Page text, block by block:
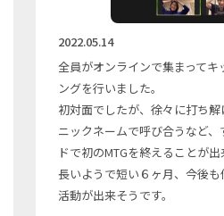
2022.05.14
全員がオンラインで集まってキ
ングを行いました。
初対面でしたが、徐々に打ち
ニックネームで呼び合うなど
ドで初のMTGを終えることが出
長いようで短い６ヶ月、今後
活動が出来そうです。